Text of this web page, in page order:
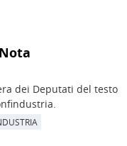
dei Deputati del testo